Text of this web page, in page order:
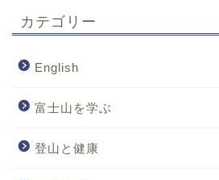
カテゴリー
English
富士山を学ぶ
登山と健康